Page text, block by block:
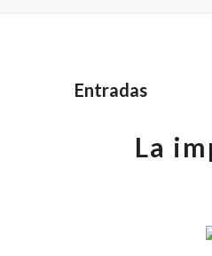
Entradas
La